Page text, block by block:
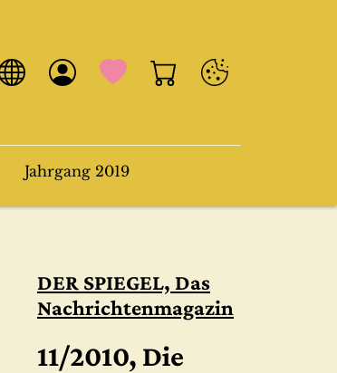
Jahrgang 2019
DER SPIEGEL, Das
Nachrichtenmagazin
11/2010, Die